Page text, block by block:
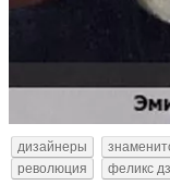
дизайнеры
революция
феликс